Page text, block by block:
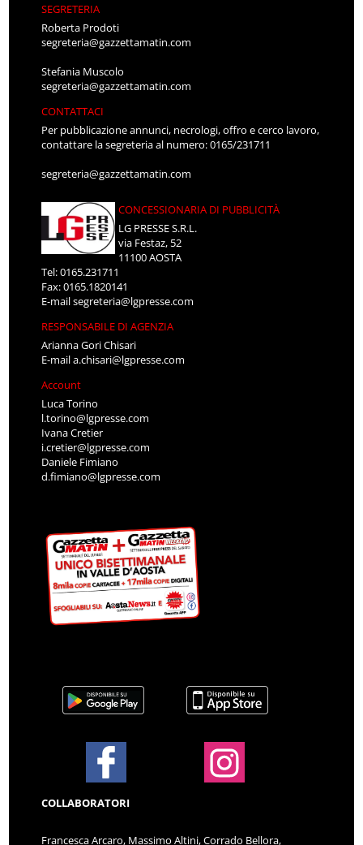
SEGRETERIA
Roberta Prodoti
segreteria@gazzettamatin.com
Stefania Muscolo
segreteria@gazzettamatin.com
CONTATTACI
Per pubblicazione annunci, necrologi, offro e cerco lavoro,
contattare la segreteria al numero: 0165/231711
segreteria@gazzettamatin.com
CONCESSIONARIA DI PUBBLICITÀ
LG PRESSE S.R.L.
via Festaz, 52
11100 AOSTA
Tel: 0165.231711
Fax: 0165.1820141
E-mailsegreteria@lgpresse.com
RESPONSABILE DI AGENZIA
Arianna Gori Chisari
E-maila.chisari@lgpresse.com
Account
Luca Torino
l.torino@lgpresse.com
Ivana Cretier
i.cretier@lgpresse.com
Daniele Fimiano
d.fimiano@lgpresse.com
COLLABORATORI
Francesca Arcaro, Massimo Altini, Corrado Bellora,